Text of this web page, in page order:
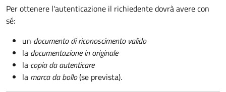
Per ottenere l'autenticazione il richiedente dovrà avere con
sé:
un documento di riconoscimento valido
la documentazione in originale
la copia da autenticare
la marca da bollo(se prevista).